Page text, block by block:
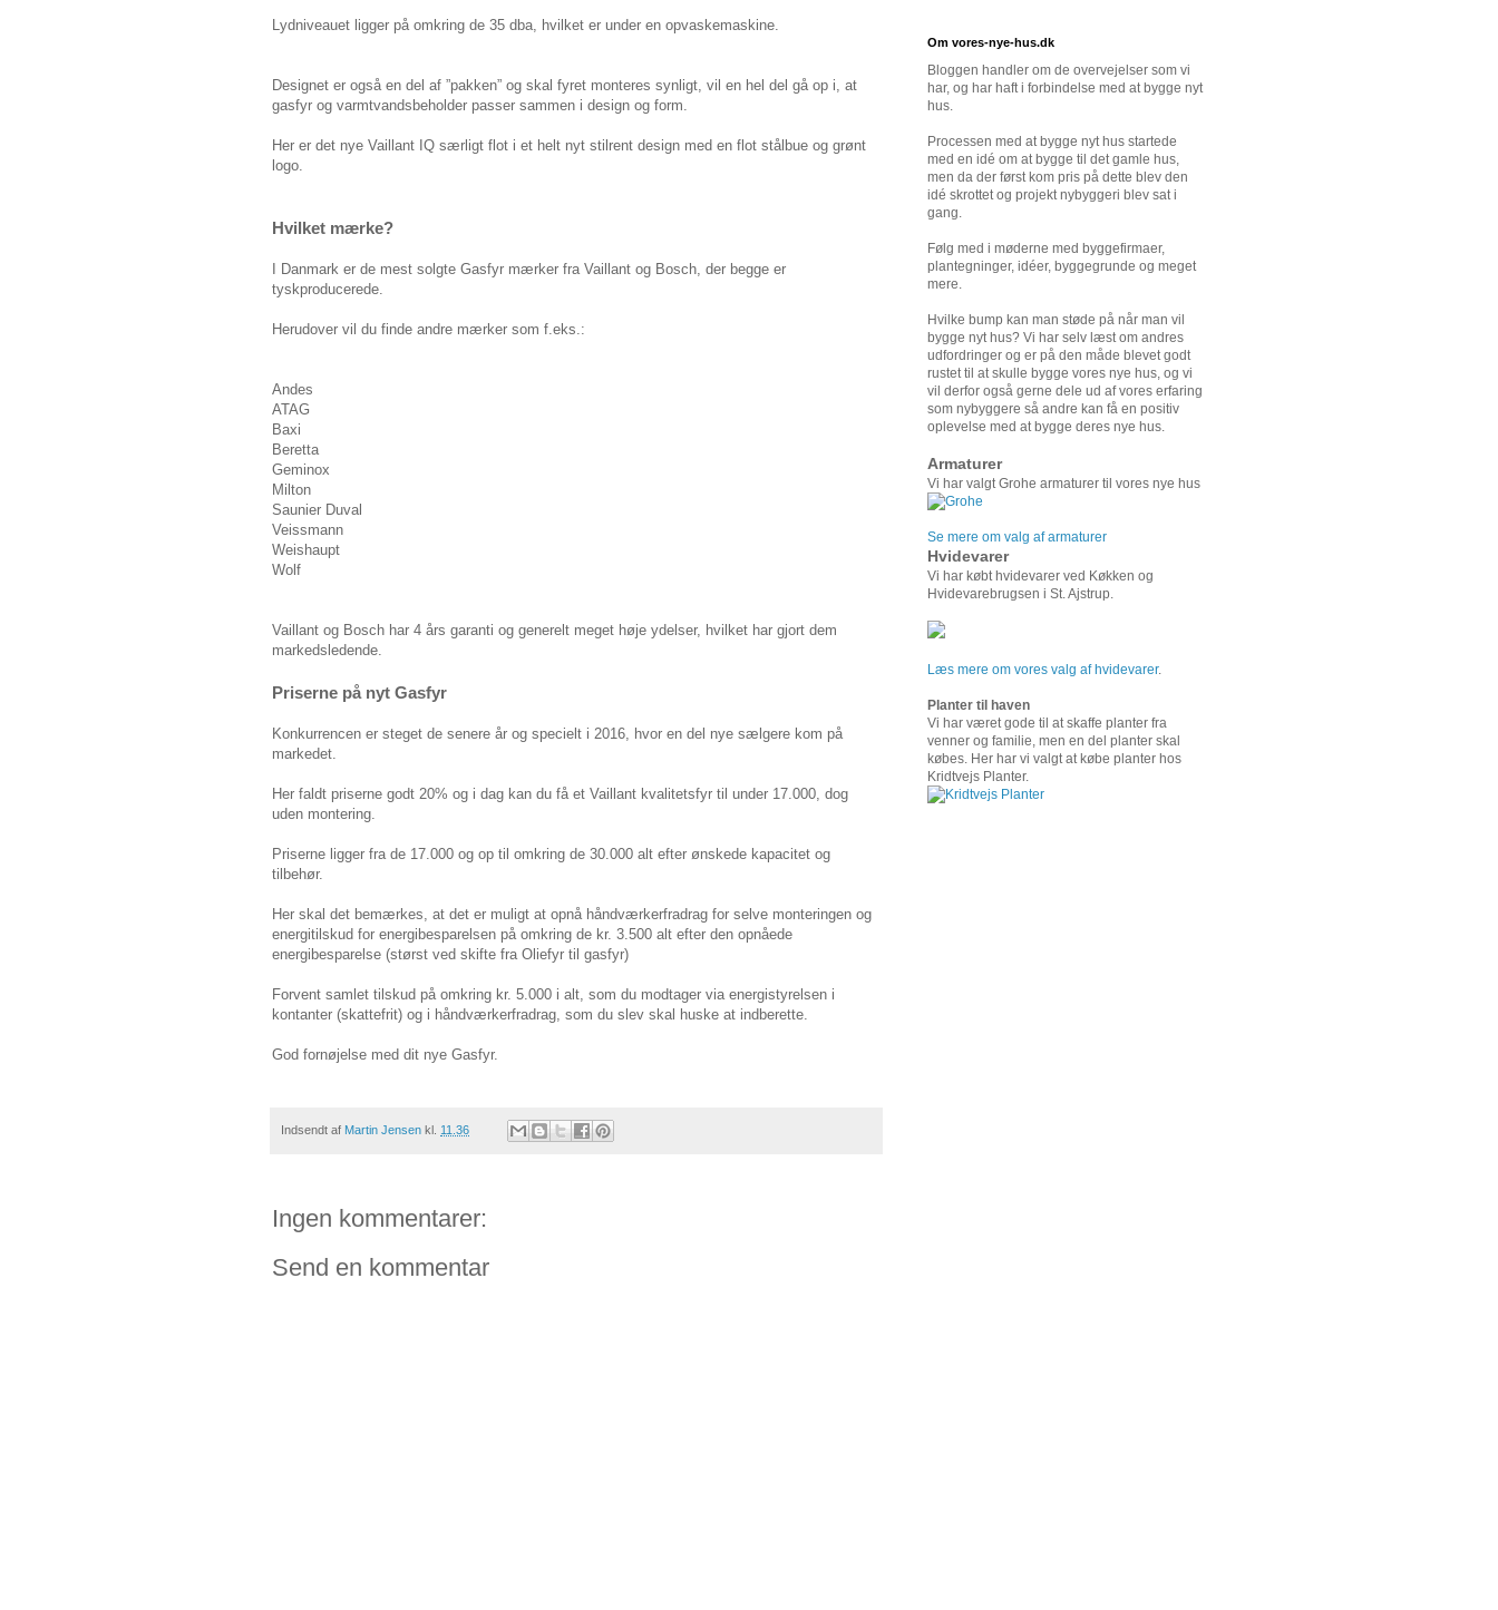
Lydniveauet ligger på omkring de 35 dba, hvilket er under en opvaskemaskine.
Designet er også en del af ”pakken” og skal fyret monteres synligt, vil en hel del gå op i, at
gasfyr og varmtvandsbeholder passer sammen i design og form.
Her er det nye Vaillant IQ særligt flot i et helt nyt stilrent design med en flot stålbue og grønt
logo.
Hvilket mærke?
I Danmark er de mest solgte Gasfyr mærker fra Vaillant og Bosch, der begge er
tyskproducerede.
Herudover vil du finde andre mærker som f.eks.:
Andes
ATAG
Baxi
Beretta
Geminox
Milton
Saunier Duval
Veissmann
Weishaupt
Wolf
Vaillant og Bosch har 4 års garanti og generelt meget høje ydelser, hvilket har gjort dem
markedsledende.
Priserne på nyt Gasfyr
Konkurrencen er steget de senere år og specielt i 2016, hvor en del nye sælgere kom på
markedet.
Her faldt priserne godt 20% og i dag kan du få et Vaillant kvalitetsfyr til under 17.000, dog
uden montering.
Priserne ligger fra de 17.000 og op til omkring de 30.000 alt efter ønskede kapacitet og
tilbehør.
Her skal det bemærkes, at det er muligt at opnå håndværkerfradrag for selve monteringen og
energitilskud for energibesparelsen på omkring de kr. 3.500 alt efter den opnåede
energibesparelse (størst ved skifte fra Oliefyr til gasfyr)
Forvent samlet tilskud på omkring kr. 5.000 i alt, som du modtager via energistyrelsen i
kontanter (skattefrit) og i håndværkerfradrag, som du slev skal huske at indberette.
God fornøjelse med dit nye Gasfyr.
Indsendt af Martin Jensen kl. 11.36
Ingen kommentarer:
Send en kommentar
Om vores-nye-hus.dk
Bloggen handler om de overvejelser som vi
har, og har haft i forbindelse med at bygge nyt
hus.
Processen med at bygge nyt hus startede
med en idé om at bygge til det gamle hus,
men da der først kom pris på dette blev den
idé skrottet og projekt nybyggeri blev sat i
gang.
Følg med i møderne med byggefirmaer,
plantegninger, idéer, byggegrunde og meget
mere.
Hvilke bump kan man støde på når man vil
bygge nyt hus? Vi har selv læst om andres
udfordringer og er på den måde blevet godt
rustet til at skulle bygge vores nye hus, og vi
vil derfor også gerne dele ud af vores erfaring
som nybyggere så andre kan få en positiv
oplevelse med at bygge deres nye hus.
Armaturer
Vi har valgt Grohe armaturer til vores nye hus
Se mere om valg af armaturer
Hvidevarer
Vi har købt hvidevarer ved Køkken og
Hvidevarebrugsen i St. Ajstrup.
Læs mere om vores valg af hvidevarer.
Planter til haven
Vi har været gode til at skaffe planter fra
venner og familie, men en del planter skal
købes. Her har vi valgt at købe planter hos
Kridtvejs Planter.